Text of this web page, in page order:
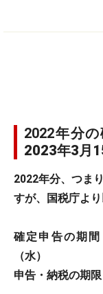
2022年分
2023年3月
2022年分、つま
すが、国税庁よ
確定申告の期
（水）
申告・納税の期